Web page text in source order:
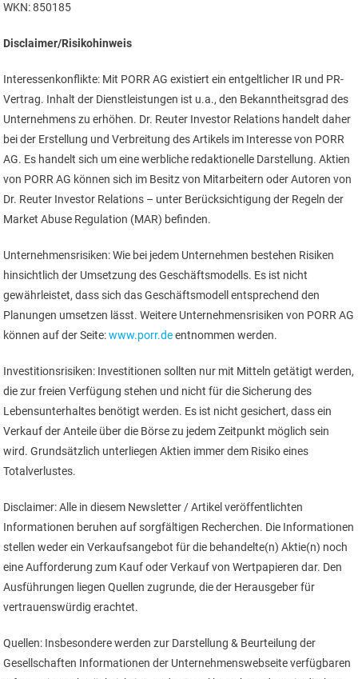
WKN: 850185
Disclaimer/Risikohinweis
Interessenkonflikte: Mit PORR AG existiert ein entgeltlicher IR und PR-
Vertrag. Inhalt der Dienstleistungen ist u.a., den Bekanntheitsgrad des
Unternehmens zu erhöhen. Dr. Reuter Investor Relations handelt daher
bei der Erstellung und Verbreitung des Artikels im Interesse von PORR
AG. Es handelt sich um eine werbliche redaktionelle Darstellung. Aktien
von PORR AG können sich im Besitz von Mitarbeitern oder Autoren von
Dr. Reuter Investor Relations – unter Berücksichtigung der Regeln der
Market Abuse Regulation (MAR) befinden.
Unternehmensrisiken: Wie bei jedem Unternehmen bestehen Risiken
hinsichtlich der Umsetzung des Geschäftsmodells. Es ist nicht
gewährleistet, dass sich das Geschäftsmodell entsprechend den
Planungen umsetzen lässt. Weitere Unternehmensrisiken von PORR AG
können auf der Seite:www.porr.deentnommen werden.
Investitionsrisiken: Investitionen sollten nur mit Mitteln getätigt werden,
die zur freien Verfügung stehen und nicht für die Sicherung des
Lebensunterhaltes benötigt werden. Es ist nicht gesichert, dass ein
Verkauf der Anteile über die Börse zu jedem Zeitpunkt möglich sein
wird. Grundsätzlich unterliegen Aktien immer dem Risiko eines
Totalverlustes.
Disclaimer: Alle in diesem Newsletter / Artikel veröffentlichten
Informationen beruhen auf sorgfältigen Recherchen. Die Informationen
stellen weder ein Verkaufsangebot für die behandelte(n) Aktie(n) noch
eine Aufforderung zum Kauf oder Verkauf von Wertpapieren dar. Den
Ausführungen liegen Quellen zugrunde, die der Herausgeber für
vertrauenswürdig erachtet.
Quellen: Insbesondere werden zur Darstellung & Beurteilung der
Gesellschaften Informationen der Unternehmenswebseite verfügbaren